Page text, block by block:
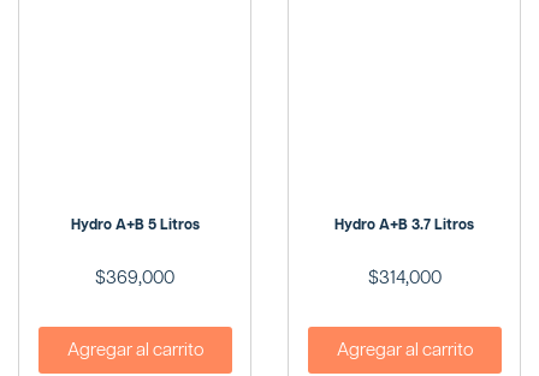
Hydro A+B 5 Litros
$369,000
Agregar al carrito
Hydro A+B 3.7 Litros
$314,000
Agregar al carrito